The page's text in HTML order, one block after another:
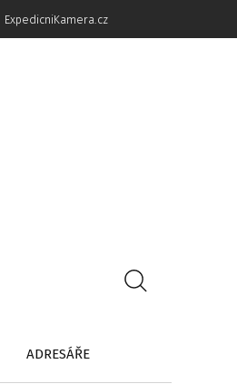
ExpedicniKamera.cz
ADRESÁŘE